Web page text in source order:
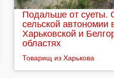
Подальше от суеты.
сельской автономии
Харьковской и
областях
Товарищ из Харькова